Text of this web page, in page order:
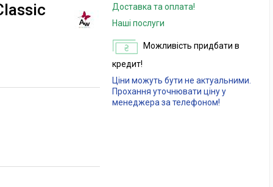
Доставка та оплата!
Наші послуги
Можливість придбати в
кредит!
Ціни можуть бути не актуальними.
Прохання уточнювати ціну у
менеджера за телефоном!